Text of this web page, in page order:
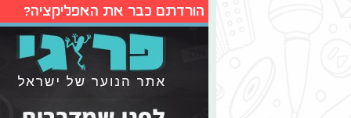
הורדתם כבר את האפליקציה?